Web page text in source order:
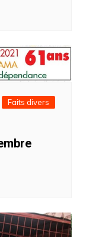
Faits divers